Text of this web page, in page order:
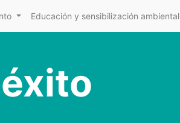
Educación y sensibilización ambiental